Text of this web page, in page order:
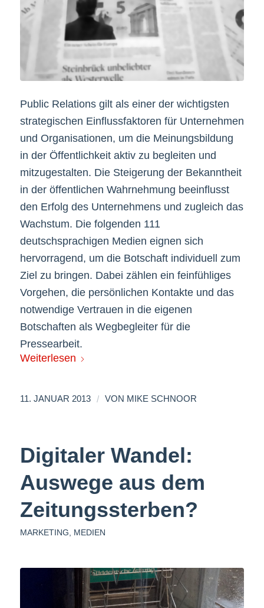
Public Relations gilt als einer der wichtigsten
strategischen Einflussfaktoren für Unternehmen
und Organisationen, um die Meinungsbildung
in der Öffentlichkeit aktiv zu begleiten und
mitzugestalten. Die Steigerung der Bekanntheit
in der öffentlichen Wahrnehmung beeinflusst
den Erfolg des Unternehmens und zugleich das
Wachstum. Die folgenden 111
deutschsprachigen Medien eignen sich
hervorragend, um die Botschaft individuell zum
Ziel zu bringen. Dabei zählen ein feinfühliges
Vorgehen, die persönlichen Kontakte und das
notwendige Vertrauen in die eigenen
Botschaften als Wegbegleiter für die
Pressearbeit.
Weiterlesen
11. JANUAR 2013 / VON MIKE SCHNOOR
Digitaler Wandel:
Auswege aus dem
Zeitungssterben?
MARKETING, MEDIEN